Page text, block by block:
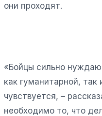
они проходят.
«Бойцы сильно
как гуманитарной,
чувствуется, –
необходимо то, что